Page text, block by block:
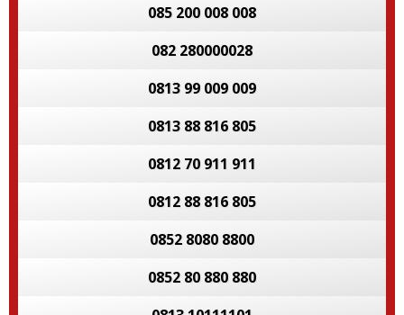
085 200 008 008
082 280000028
0813 99 009 009
0813 88 816 805
0812 70 911 911
0812 88 816 805
0852 8080 8800
0852 80 880 880